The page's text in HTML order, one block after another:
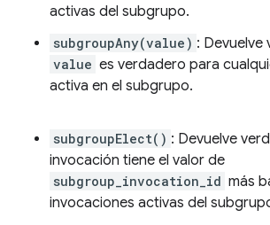
activas del subgrupo.
subgroupAny(value) : Devuelve
value es verdadero para
activa en el subgrupo.
subgroupElect() : Devuelve
invocación tiene el valor de
subgroup_invocation_id más
invocaciones activas del